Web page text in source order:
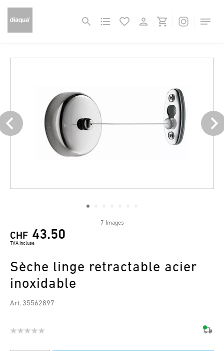
7 Images
CHF 43.50
TVA incluse
Sèche linge retractable acier
inoxidable
Art. 35562897